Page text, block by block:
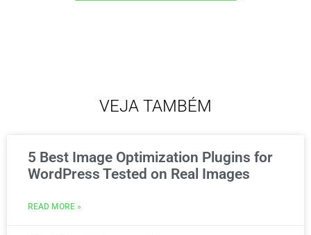
VEJA TAMBÉM
5 Best Image Optimization Plugins for
WordPress Tested on Real Images
READ MORE »